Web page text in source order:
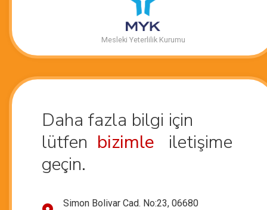
Mesleki Yeterlilik Kurumu
Daha fazla bilgi için
lütfen bizimle
iletişime
geçin.
Simon Bolivar Cad. No:23, 06680